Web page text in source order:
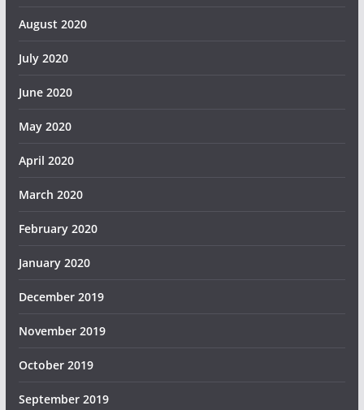
August 2020
July 2020
June 2020
May 2020
April 2020
March 2020
February 2020
January 2020
December 2019
November 2019
October 2019
September 2019